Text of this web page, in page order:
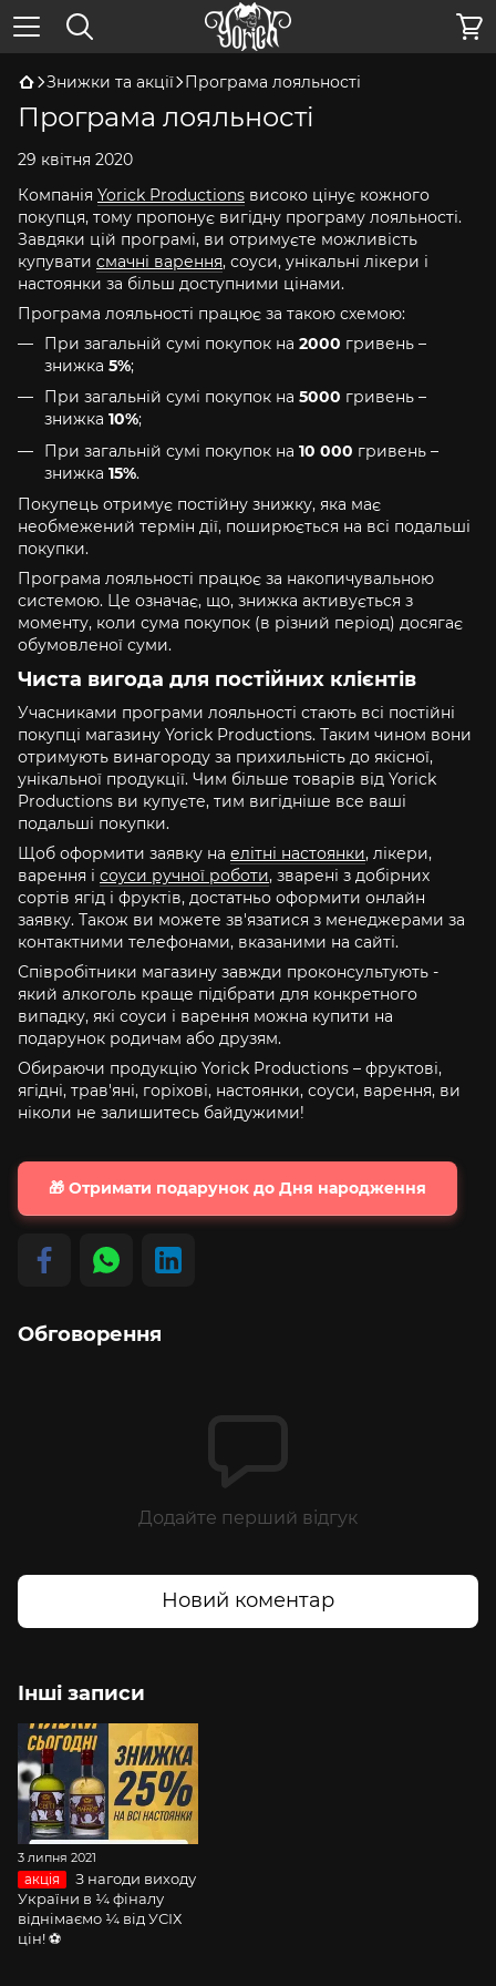
Знижки та акції Програма лояльності
Програма лояльності
29 квітня 2020
Компанія Yorick Productions високо цінує кожного
покупця, тому пропонує вигідну програму лояльності.
Завдяки цій програмі, ви отримуєте можливість
купувати смачні варення, соуси, унікальні лікери і
настоянки за більш доступними цінами.
Програма лояльності працює за такою схемою:
При загальній сумі покупок на 2000 гривень –
знижка 5%;
При загальній сумі покупок на 5000 гривень –
знижка 10%;
При загальній сумі покупок на 10 000 гривень –
знижка 15%.
Покупець отримує постійну знижку, яка має
необмежений термін дії, поширюється на всі подальші
покупки.
Програма лояльності працює за накопичувальною
системою. Це означає, що, знижка активується з
моменту, коли сума покупок (в різний період) досягає
обумовленої суми.
Чиста вигода для постійних клієнтів
Учасниками програми лояльності стають всі постійні
покупці магазину Yorick Productions. Таким чином вони
отримують винагороду за прихильність до якісної,
унікальної продукції. Чим більше товарів від Yorick
Productions ви купуєте, тим вигідніше все ваші
подальші покупки.
Щоб оформити заявку на елітні настоянки, лікери,
варення і соуси ручної роботи, зварені з добірних
сортів ягід і фруктів, достатньо оформити онлайн
заявку. Також ви можете зв'язатися з менеджерами за
контактними телефонами, вказаними на сайті.
Співробітники магазину завжди проконсультують -
який алкоголь краще підібрати для конкретного
випадку, які соуси і варення можна купити на
подарунок родичам або друзям.
Обираючи продукцію Yorick Productions – фруктові,
ягідні, трав'яні, горіхові, настоянки, соуси, варення, ви
ніколи не залишитесь байдужими!
🎁 Отримати подарунок до Дня народження
Обговорення
Додайте перший відгук
Новий коментар
Інші записи
3 липня 2021
акція
З нагоди виходу
України в ¼ фіналу
віднімаємо ¼ від УСІХ
цін! ⚽️